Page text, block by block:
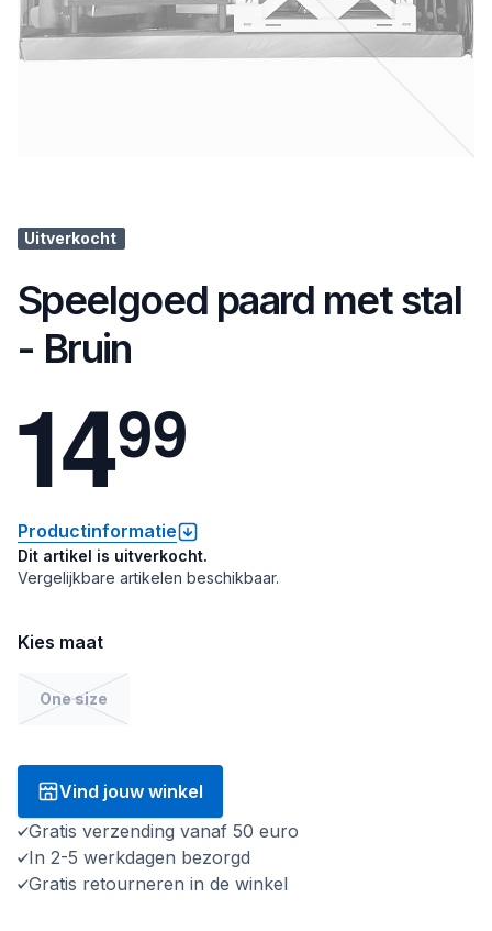
Uitverkocht
Speelgoed paard met stal
- Bruin
1499
Productinformatie
Dit artikel is uitverkocht.
Vergelijkbare artikelen beschikbaar.
Kies maat
One size
Vind jouw winkel
Gratis verzending vanaf 50 euro
In 2-5 werkdagen bezorgd
Gratis retourneren in de winkel